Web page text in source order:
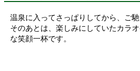
温泉に入ってさっぱりしてから、ご馳
そのあとは、楽しみにしていたカラ
な笑顔一杯です。